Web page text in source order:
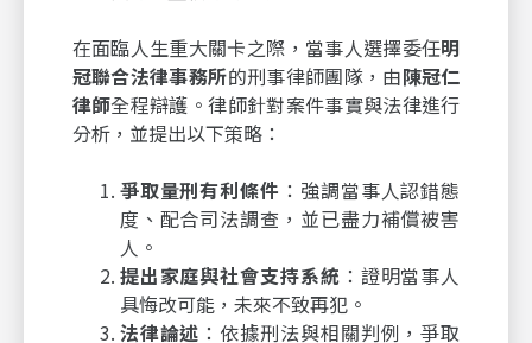
在面臨人生重大關卡之際，當事人選擇委任明
冠聯合法律事務所的刑事律師團隊，由陳冠仁
律師全程辯護。律師針對案件事實與法律進行
分析，並提出以下策略：
爭取量刑有利條件 ：強調當事人認錯態
度、配合司法調查，並已盡力補償被害
人。
提出家庭與社會支持系統 ：證明當事人
具悔改可能，未來不致再犯。
法律論述 ：依據刑法與相關判例，爭取